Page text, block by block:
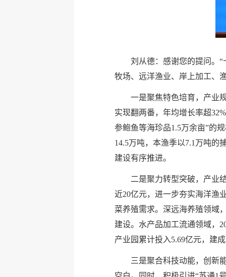
刘从德：感谢您的提问。
牧场、远洋渔业、岸上加工、
一是聚焦特色培育，产业
实现翻两番，年均增长率超
参鲍鱼等海珍品1.5万余亩”的
14.5万吨，本渔季以7.1万吨的
建设有序推进。
二是聚力转型突破，产业
近20亿元，进一步夯实海洋渔
菜养殖需求。深远海养殖领域
建设。水产品加工流通领域，
产业园累计投入5.69亿元，建
三是聚合科技动能，创新